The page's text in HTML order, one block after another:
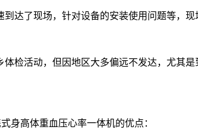
达了现场，针对设备的安装使用问题等，现
检活动，但因地区大多偏远不发达，尤其
身高体重血压心率一体机的优点：